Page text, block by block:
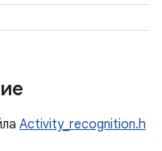
Activity_recognition.h